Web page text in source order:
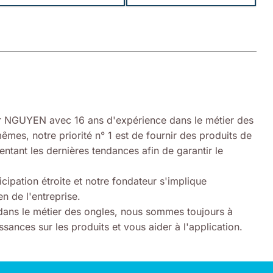
avec 16 ans d'expérience dans le métier des
notre priorité n° 1 est de fournir des produits de
les dernières tendances afin de garantir le
étroite et notre fondateur s'implique
de l'entreprise.
le métier des ongles, nous sommes toujours à
sur les produits et vous aider à l'application.